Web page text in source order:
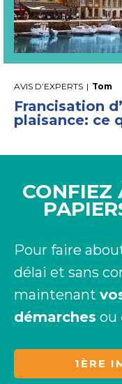
Tom
|
AVIS D’EXPERTS
Francisation
plaisance: ce
CONFIEZ
Pour faire
délai et sans
maintenant
démarches ou
1ÈRE